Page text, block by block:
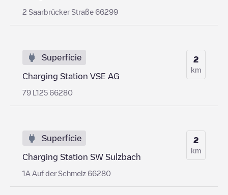
2 Saarbrücker Straße 66299
Superfície
Charging Station VSE AG
79 L125 66280
2
km
Superfície
Charging Station SW Sulzbach
1A Auf der Schmelz 66280
2
km